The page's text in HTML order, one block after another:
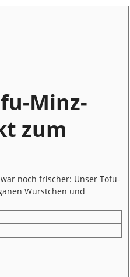
Minz-
zum
noch frischer: Unser Tofu-
Würstchen und